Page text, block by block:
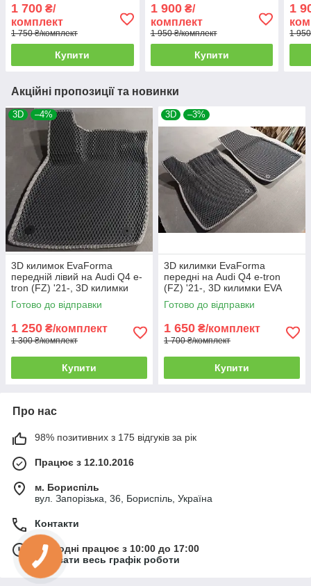
1 700 ₴/
комплект
1 750 ₴/комплект
Купити
1 900₴/
комплект
1 950 ₴/комплект
Купити
1
1
Акційні пропозиції та новинки
3D –4%
3D килимок EvaForma
передній лівий на Audi Q4 e-
tron (FZ) '21-, 3D килимки
EVA
Готово до відправки
1 250 ₴/комплект
1 300 ₴/комплект
Купити
3D –3%
3D килимки EvaForma
передні на Audi Q4 e-tron
(FZ) '21-, 3D килимки EVA
Готово до відправки
1 650 ₴/комплект
1 700 ₴/комплект
Купити
Про нас
98% позитивних з 175 відгуків за рік
Працює з 12.10.2016
м. Бориспіль
вул. Запорізька, 36, Бориспіль, Україна
Контакти
Сьогодні працює з 10:00 до 17:00
Показати весь графік роботи